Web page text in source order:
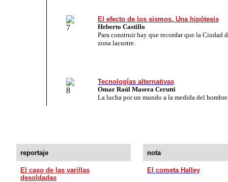
El efecto de los sismos. Una hipótesis
Heberto Castillo
Para construir hay que recordar que la Ciudad
zona lacustre.
Tecnologías alternativas
Omar Raúl Masera Cerutti
La lucha por un mundo a la medida del
reportaje nota
El caso de las varillas
desoldadas
El cometa Halley